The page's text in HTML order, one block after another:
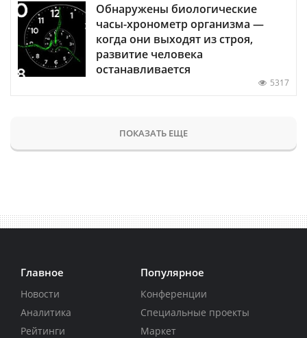
Обнаружены биологические
часы-хронометр организма —
когда они выходят из строя,
развитие человека
останавливается
5317
ПОКАЗАТЬ ЕЩЕ
Главное
Новости
Аналитика
Рейтинги
Популярное
Конференции
Специальные проекты
Маркет